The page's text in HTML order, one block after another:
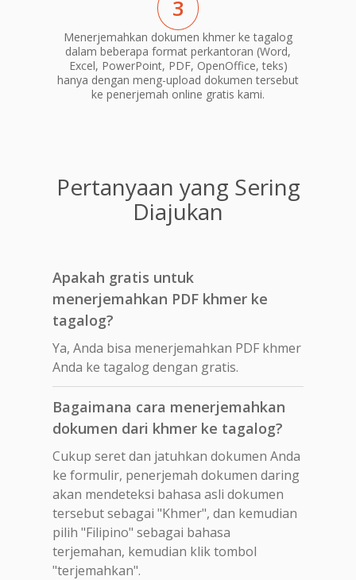
3
Menerjemahkan dokumen khmer ke tagalog
dalam beberapa format perkantoran (Word,
Excel, PowerPoint, PDF, OpenOffice, teks)
hanya dengan meng-upload dokumen tersebut
ke penerjemah online gratis kami.
Pertanyaan yang Sering
Diajukan
Apakah gratis untuk
menerjemahkan PDF khmer ke
tagalog?
Ya, Anda bisa menerjemahkan PDF khmer
Anda ke tagalog dengan gratis.
Bagaimana cara menerjemahkan
dokumen dari khmer ke tagalog?
Cukup seret dan jatuhkan dokumen Anda
ke formulir, penerjemah dokumen daring
akan mendeteksi bahasa asli dokumen
tersebut sebagai "Khmer", dan kemudian
pilih "Filipino" sebagai bahasa
terjemahan, kemudian klik tombol
"terjemahkan".